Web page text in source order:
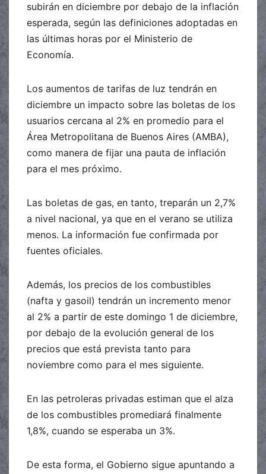
subirán en diciembre por debajo de la inflación
esperada, según las definiciones adoptadas en
las últimas horas por el Ministerio de
Economía.
Los aumentos de tarifas de luz tendrán en
diciembre un impacto sobre las boletas de los
usuarios cercana al 2% en promedio para el
Área Metropolitana de Buenos Aires (AMBA),
como manera de fijar una pauta de inflación
para el mes próximo.
Las boletas de gas, en tanto, treparán un 2,7%
a nivel nacional, ya que en el verano se utiliza
menos. La información fue confirmada por
fuentes oficiales.
Además, los precios de los combustibles
(nafta y gasoil) tendrán un incremento menor
al 2% a partir de este domingo 1 de diciembre,
por debajo de la evolución general de los
precios que está prevista tanto para
noviembre como para el mes siguiente.
En las petroleras privadas estiman que el alza
de los combustibles promediará finalmente
1,8%, cuando se esperaba un 3%.
De esta forma, el Gobierno sigue apuntando a